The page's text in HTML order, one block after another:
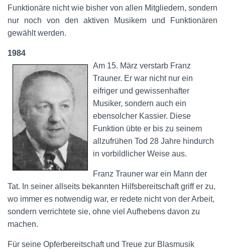
Funktionäre nicht wie bisher von allen Mitgliedern, sondern
nur noch von den aktiven Musikern und Funktionären
gewählt werden.
1984
Am 15. März verstarb Franz
Trauner. Er war nicht nur ein
eifriger und gewissenhafter
Musiker, sondern auch ein
ebensolcher Kassier. Diese
Funktion übte er bis zu seinem
allzufrühen Tod 28 Jahre hindurch
in vorbildlicher Weise aus.
Franz Trauner war ein Mann der
Tat. In seiner allseits bekannten Hilfsbereitschaft griff er zu,
wo immer es notwendig war, er redete nicht von der Arbeit,
sondern verrichtete sie, ohne viel Aufhebens davon zu
machen.
Für seine Opferbereitschaft und Treue zur Blasmusik